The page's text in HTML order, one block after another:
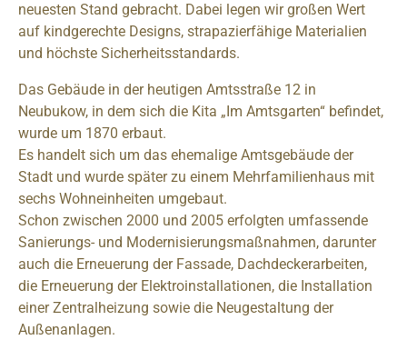
neuesten Stand gebracht. Dabei legen wir großen Wert
auf kindgerechte Designs, strapazierfähige Materialien
und höchste Sicherheitsstandards.
Das Gebäude in der heutigen Amtsstraße 12 in
Neubukow, in dem sich die Kita „Im Amtsgarten“ befindet,
wurde um 1870 erbaut.
Es handelt sich um das ehemalige Amtsgebäude der
Stadt und wurde später zu einem Mehrfamilienhaus mit
sechs Wohneinheiten umgebaut.
Schon zwischen 2000 und 2005 erfolgten umfassende
Sanierungs- und Modernisierungsmaßnahmen, darunter
auch die Erneuerung der Fassade, Dachdeckerarbeiten,
die Erneuerung der Elektroinstallationen, die Installation
einer Zentralheizung sowie die Neugestaltung der
Außenanlagen. ​